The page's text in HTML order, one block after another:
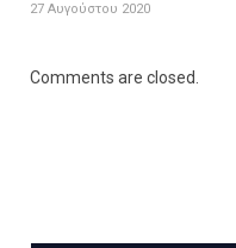
27 Αυγούστου 2020
Comments are closed.